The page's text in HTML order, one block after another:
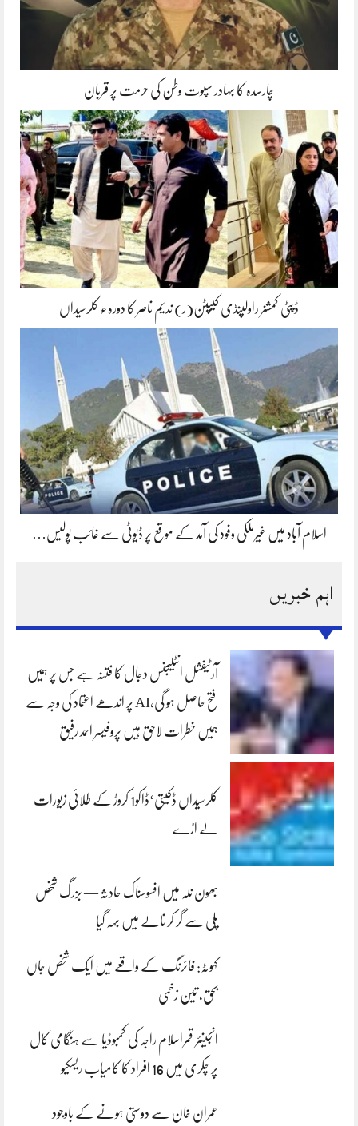
چارسدہ کا بہادر سپوت وطن کی حرمت پر قربان
ڈپٹی کمشنر راولپنڈی کیپٹن(ر) ندیم ناصر کا دورہء کلرسیداں
اسلام آباد میں غیرملکی وفود کی آمد کے موقع پر ڈیوٹی سے غائب پولیس…
اہم خبریں
آرٹیفشل انٹلیجنس دجال کا فتنہ ہے جس پر ہمیں
فتح حاصل ہو گی،AI پر اندھے اعتماد کی وجہ سے
ہمیں خطرات لاحق ہیں پروفیسر احمد رفیق
کلرسیداں ڈکیتی‘ڈاکو1 کروڑ کے طلائی زیورات
لے اڑے
بھون نلہ میں افسوسناک حادثہ — بزرگ شخص
پلی سے گر کر نالے میں بہہ گیا
کہوٹہ: فائرنگ کے واقعے میں ایک شخص جاں
بحق، تین زخمی
انجینئر قمراسلام راجہ کی کمبوڈیا سے ہنگامی کال
پر چکری میں 16 افراد کا کامیاب ریسکیو
عمران خان سے دوستی ہونے کے باوجود